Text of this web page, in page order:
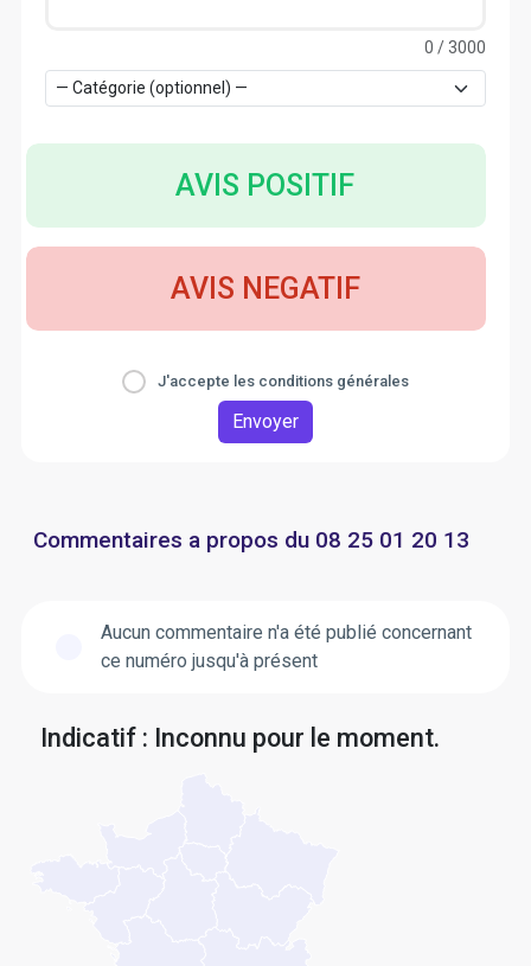
0 / 3000
AVIS POSITIF
AVIS NEGATIF
J'accepte les conditions générales
Envoyer
Commentaires a propos du 08 25 01 20 13
Aucun commentaire n'a été publié concernant
ce numéro jusqu'à présent
Indicatif : Inconnu pour le moment.